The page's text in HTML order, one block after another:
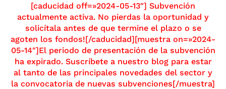
[caducidad off=»2024-05-13″] Subvención
actualmente activa. No pierdas la oportunidad y
solicítala antes de que termine el plazo o se
agoten los fondos![/caducidad][muestra on=»2024-
05-14″]El periodo de presentación de la subvención
ha expirado. Suscríbete a nuestro blog para estar
al tanto de las principales novedades del sector y
la convocatoria de nuevas subvenciones[/muestra]